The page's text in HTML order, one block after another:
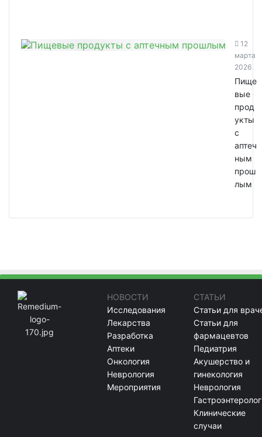
12
марта
2026
Пище
вые
прод
укты
с
аптеч
ным
прош
лым
НОВОСТИ
Исследования
Лекарства
Разработка
Аптеки
Онкология
Неврология
Мероприятия
СТАТЬИ
Статьи для
Статьи для
фармацевтов
Педиатрия
Акушерство и
гинекология
Неврология
Клинические
случаи